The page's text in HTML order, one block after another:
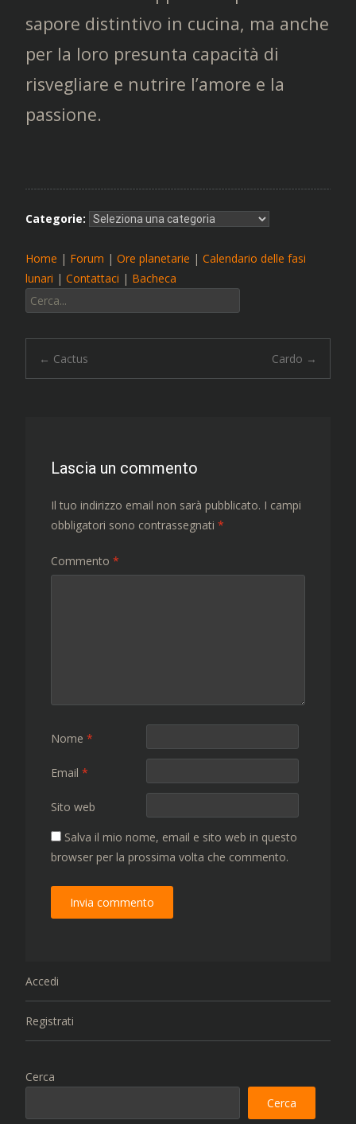
sapore distintivo in cucina, ma anche
per la loro presunta capacità di
risvegliare e nutrire l’amore e la
passione.
Categorie:
Home | Forum | Ore planetarie | Calendario delle fasi
lunari | Contattaci | Bacheca
Cerca:
Navigazione
← Cactus Cardo →
Lascia un commento
Il tuo indirizzo email non sarà pubblicato. I campi
obbligatori sono contrassegnati *
Commento *
Nome *
Email *
Sito web
Salva il mio nome, email e sito web in questo
browser per la prossima volta che commento.
Accedi
Registrati
Cerca
Cerca